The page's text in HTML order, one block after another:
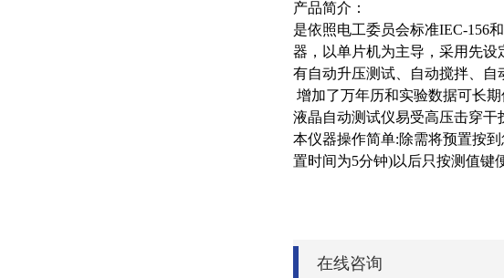
产品简介：
是依照电工委员会标准IEC-156
器，以单片机为主导，采用先
有自动升压测试、自动搅拌、自
增加了万年历和实验数据可长
液晶自动测试仪易受高压击穿干
本仪器操作简单:除需将预置按
置时间为5分钟)以后只按测值键
在线咨询